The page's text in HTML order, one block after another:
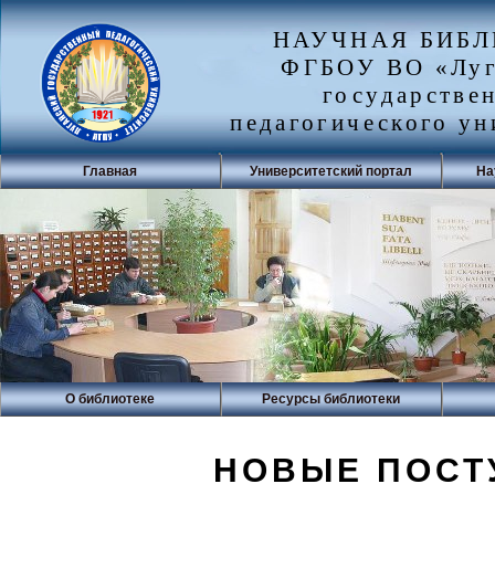
НАУЧНАЯ
ФГБОУ ВО
педагогического
Главная Университетский портал
О библиотеке Ресурсы библиотеки
НОВЫЕ